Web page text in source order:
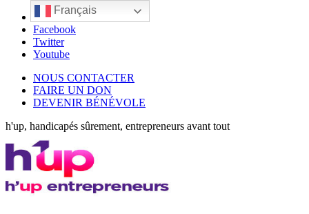
LinkedIn
Facebook
Twitter
Youtube
NOUS CONTACTER
FAIRE UN DON
DEVENIR BÉNÉVOLE
h'up, handicapés sûrement, entrepreneurs avant tout
Français